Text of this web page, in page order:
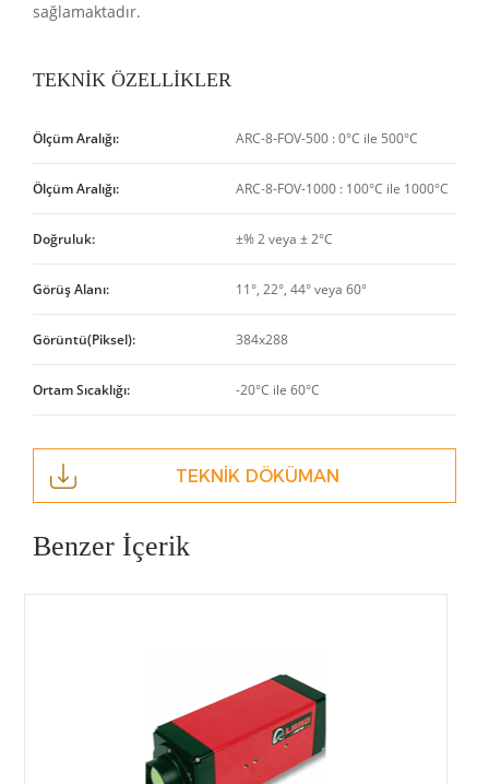
sağlamaktadır.
TEKNİK ÖZELLİKLER
Ölçüm Aralığı: ARC-8-FOV-500 : 0°C ile 500°C
Ölçüm Aralığı: ARC-8-FOV-1000 : 100°C ile 1000°C
Doğruluk: ±% 2 veya ± 2°C
Görüş Alanı: 11°, 22°, 44° veya 60°
Görüntü(Piksel): 384x288
Ortam Sıcaklığı: -20°C ile 60°C
TEKNİK DÖKÜMAN
Benzer İçerik